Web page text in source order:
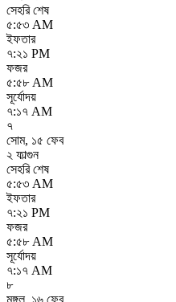
সেহরি শেষ
৫:৫৩ AM
ইফতার
৭:২১ PM
ফজর
৫:৫৮ AM
সূর্যোদয়
৭:১৭ AM
৭
সোম, ১৫ ফেব
২ ফাল্গুন
সেহরি শেষ
৫:৫৩ AM
ইফতার
৭:২১ PM
ফজর
৫:৫৮ AM
সূর্যোদয়
৭:১৭ AM
৮
মঙ্গল, ১৬ ফেব